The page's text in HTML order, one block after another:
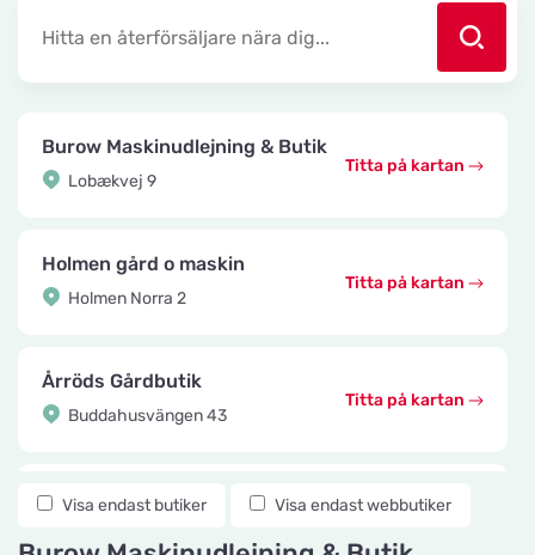
Burow Maskinudlejning & Butik
Lobækvej 9
Titta på kartan
Holmen gård o maskin
Holmen Norra 2
Titta på kartan
Årröds Gårdbutik
Buddahusvängen 43
Titta på kartan
Knuttes Djurcenter
Titta på kartan
Visa endast butiker Visa endast webbutiker